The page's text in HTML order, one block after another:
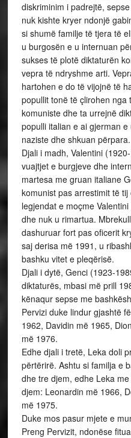
diskriminim i padrejtë,
nuk kishte kryer ndonjë
si shumë familje të tjera të
u burgosën e u internuan
sukses të plotë diktaturën
vepra të ndryshme arti.
hartohen e do të vijojnë të
popullit tonë të çlirohen nga
komuniste dhe ta urrejnë
populli italian e ai gjerman
naziste dhe shkuan përpara.
Djali i madh, Valentini
vuajtjet e burgjeve dhe
martesa me gruan italiane
komunist pas arrestimit të
legjendat e moçme
dhe nuk u rimartua.
dashuruar fort pas oficerit
saj derisa më 1991, u
bashku vitet e pleqërisë.
Djali i dytë, Genci (1923-
diktaturës, mbasi më prill
kënaqur sepse me
Pervizi duke lindur gjashtë
1962, Davidin më 1965,
më 1976.
Edhe djali i tretë, Leka doli
përtërirë. Ashtu si familja e
dhe tre djem, edhe Leka
djem: Leonardin më 1966,
më 1975.
Duke mos pasur mjete e
Preng Pervizit, ndonëse